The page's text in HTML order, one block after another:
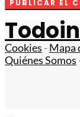
Cookies -Mapa
Quiénes Somos